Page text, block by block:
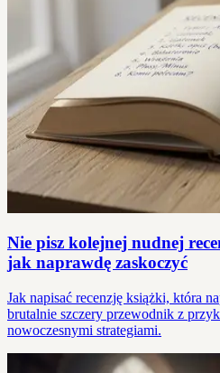
Nie pisz kolejnej nudnej
jak naprawdę zaskoczyć
Jak napisać recenzję książki, która
brutalnie szczery przewodnik z
nowoczesnymi strategiami.